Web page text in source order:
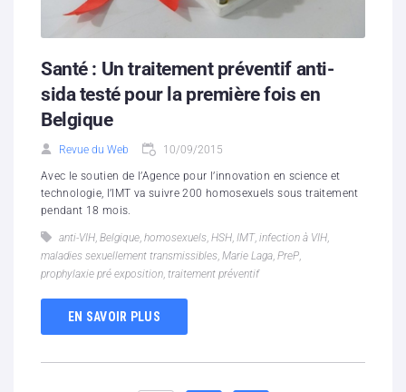
Santé : Un traitement préventif anti-
sida testé pour la première fois en
Belgique
Revue du Web 10/09/2015
Avec le soutien de l’Agence pour l’innovation en science et
technologie, l’IMT va suivre 200 homosexuels sous traitement
pendant 18 mois.
anti-VIH, Belgique, homosexuels, HSH, IMT, infection à VIH,
maladies sexuellement transmissibles, Marie Laga, PreP,
prophylaxie pré exposition, traitement préventif
EN SAVOIR PLUS